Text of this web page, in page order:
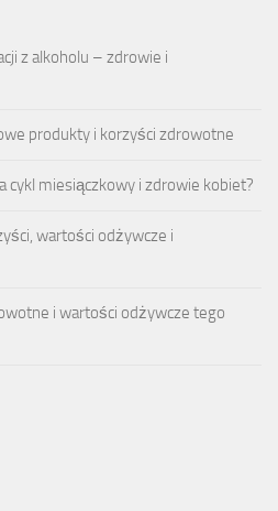
z alkoholu – zdrowie i
produkty i korzyści zdrowotne
cykl miesiączkowy i zdrowie kobiet?
wartości odżywcze i
i wartości odżywcze tego